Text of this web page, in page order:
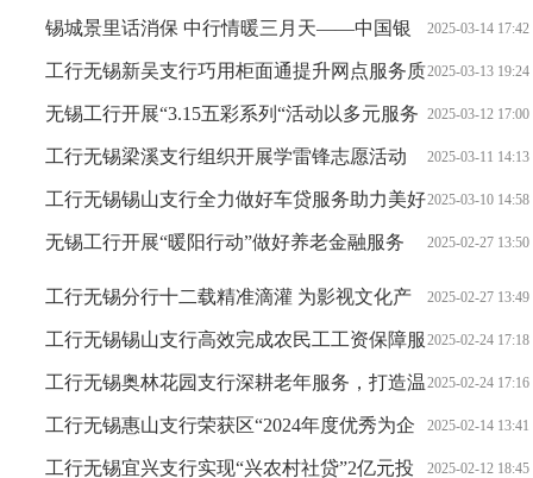
列活动 2025-03-14 17:42
锡城景里话消保 中行情暖三月天——中国银
行无锡分行深入开展“3·15”金融消费者权益保护教育宣传
活动
2025-03-13 19:24
工行无锡新吴支行巧用柜面通提升网点服务质
效 2025-03-12 17:00
无锡工行开展“3.15五彩系列“活动以多元服务
护航消费者权益 2025-03-11 14:13
工行无锡梁溪支行组织开展学雷锋志愿活动
2025-03-10 14:58
工行无锡锡山支行全力做好车贷服务助力美好
生活 2025-02-27 13:50
无锡工行开展“暖阳行动”做好养老金融服务
2025-02-27 13:49
工行无锡分行十二载精准滴灌 为影视文化产
业添薪蓄能 2025-02-24 17:18
工行无锡锡山支行高效完成农民工工资保障服
务 2025-02-24 17:16
工行无锡奥林花园支行深耕老年服务，打造温
暖金融港湾 2025-02-14 13:41
工行无锡惠山支行荣获区“2024年度优秀为企
服务单位”荣誉称号 2025-02-12 18:45
工行无锡宜兴支行实现“兴农村社贷”2亿元投